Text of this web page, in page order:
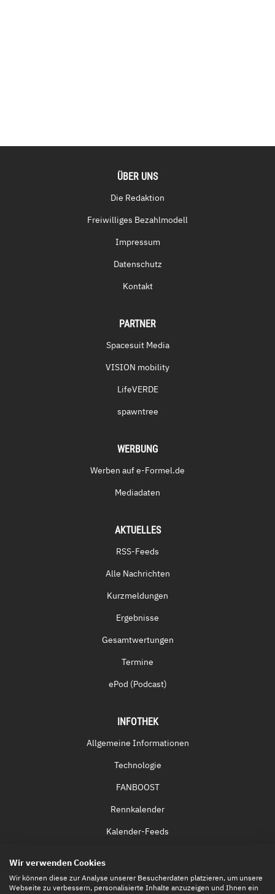
ÜBER UNS
Die Redaktion
Freiwilliges Bezahlmodell
Impressum
Datenschutz
Kontakt
PARTNER
Spacesuit Media
VISION mobility
LifeVERDE
spawntree
WERBUNG
Werben auf e-Formel.de
Mediadaten
AKTUELLES
RSS-Feeds
Alle Nachrichten
Kurzmeldungen
Ergebnisse
Gesamtwertungen
Termine
ePod (Podcast)
INFOTHEK
Allgemeine Informationen
Technologie
FANBOOST
Rennkalender
Kalender-Feeds
Eintrittskarten
Wir verwenden Cookies
Wir können diese zur Analyse unserer Besucherdaten platzieren, um unsere
Webseite zu verbessern, personalisierte Inhalte anzuzeigen und Ihnen ein